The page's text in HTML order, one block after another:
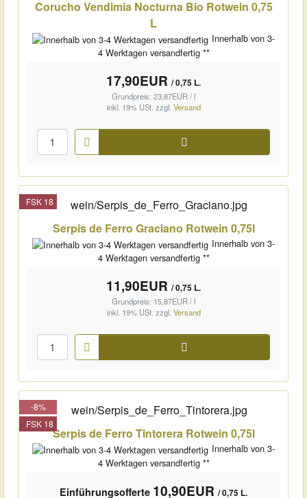
Corucho Vendimia Nocturna Bio Rotwein 0,75
L
Innerhalb von 3-
4 Werktagen versandfertig **
17,90EUR / 0,75 L.
Grundpreis: 23,87EUR / l
inkl. 19% USt. zzgl. Versand
FSK 18
Serpis de Ferro Graciano Rotwein 0,75l
Innerhalb von 3-
4 Werktagen versandfertig **
11,90EUR / 0,75 L.
Grundpreis: 15,87EUR / l
inkl. 19% USt. zzgl. Versand
-8%
FSK 18
Serpis de Ferro Tintorera Rotwein 0,75l
Innerhalb von 3-
4 Werktagen versandfertig **
Einführungsofferte 10,90EUR / 0,75 L.